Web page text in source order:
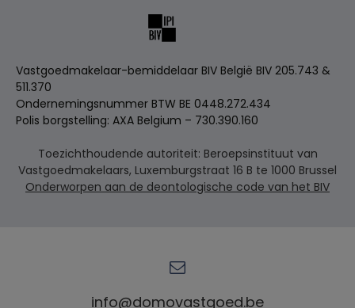
Vastgoedmakelaar-bemiddelaar BIV België BIV 205.743 &
511.370
Ondernemingsnummer BTW BE 0448.272.434
Polis borgstelling: AXA Belgium – 730.390.160
Toezichthoudende autoriteit: Beroepsinstituut van
Vastgoedmakelaars, Luxemburgstraat 16 B te 1000 Brussel
Onderworpen aan de deontologische code van het BIV
info@domovastgoed.be